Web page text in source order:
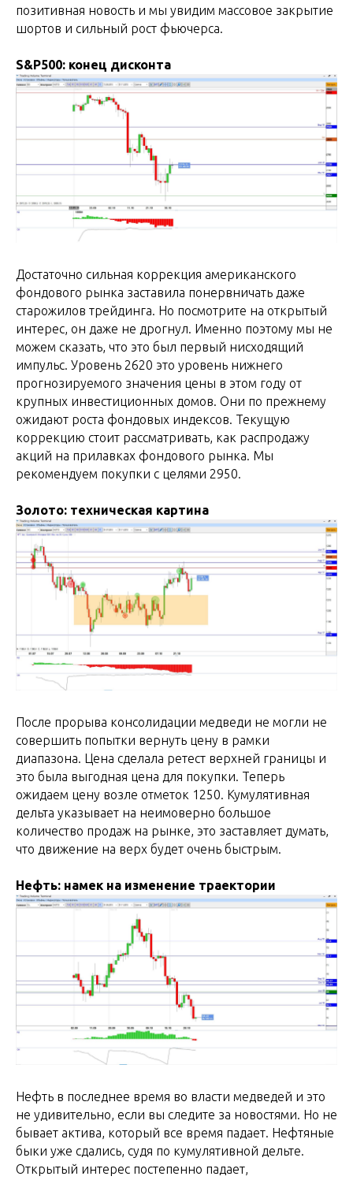
позитивная новость и мы увидим массовое закрытие
шортов и сильный рост фьючерса.
S&P500: конец дисконта
Достаточно сильная коррекция американского
фондового рынка заставила понервничать даже
старожилов трейдинга. Но посмотрите на открытый
интерес, он даже не дрогнул. Именно поэтому мы не
можем сказать, что это был первый нисходящий
импульс. Уровень 2620 это уровень нижнего
прогнозируемого значения цены в этом году от
крупных инвестиционных домов. Они по прежнему
ожидают роста фондовых индексов. Текущую
коррекцию стоит рассматривать, как распродажу
акций на прилавках фондового рынка. Мы
рекомендуем покупки с целями 2950.
Золото: техническая картина
После прорыва консолидации медведи не могли не
совершить попытки вернуть цену в рамки
диапазона. Цена сделала ретест верхней границы и
это была выгодная цена для покупки. Теперь
ожидаем цену возле отметок 1250. Кумулятивная
дельта указывает на неимоверно большое
количество продаж на рынке, это заставляет думать,
что движение на верх будет очень быстрым.
Нефть: намек на изменение траектории
Нефть в последнее время во власти медведей и это
не удивительно, если вы следите за новостями. Но не
бывает актива, который все время падает. Нефтяные
быки уже сдались, судя по кумулятивной дельте.
Открытый интерес постепенно падает,